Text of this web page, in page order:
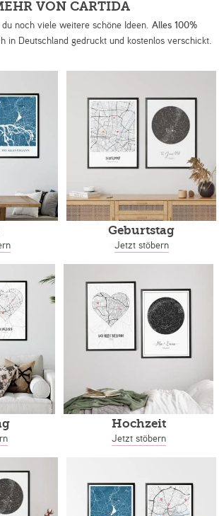
VON CARTIDA
noch viele weitere schöne Ideen. Alles 100%
in Deutschland gedruckt und kostenlos verschickt.
Geburtstag
Jetzt stöbern
Hochzeit
Jetzt stöbern